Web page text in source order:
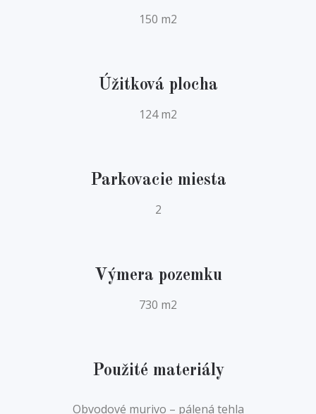
150 m2
Úžitková plocha
124 m2
Parkovacie miesta
2
Výmera pozemku
730 m2
Použité materiály
Obvodové murivo – pálená tehla